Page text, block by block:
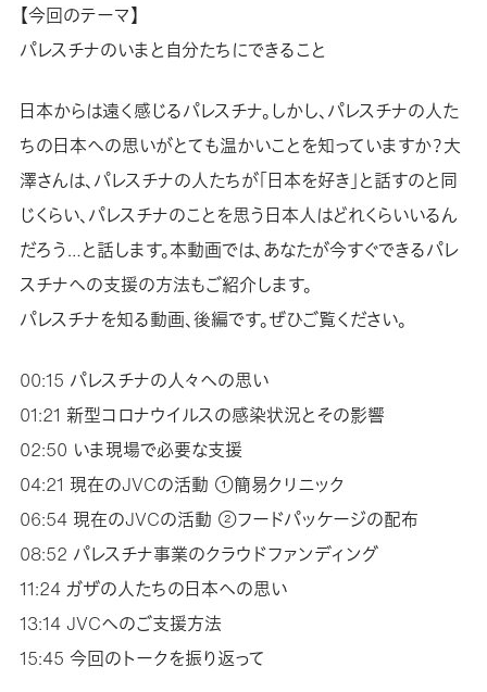
【今回のテーマ】
パレスチナのいまと自分たちにできること
日本からは遠く感じるパレスチナ。しかし、パレスチナの人た
ちの日本への思いがとても温かいことを知っていますか？大
澤さんは、パレスチナの人たちが「日本を好き」と話すのと同
じくらい、パレスチナのことを思う日本人はどれくらいいるん
だろう…と話します。本動画では、あなたが今すぐできるパレ
スチナへの支援の方法もご紹介します。
パレスチナを知る動画、後編です。ぜひご覧ください。
00:15 パレスチナの人々への思い
01:21 新型コロナウイルスの感染状況とその影響
02:50 いま現場で必要な支援
04:21 現在のJVCの活動 ①簡易クリニック
06:54 現在のJVCの活動 ②フードパッケージの配布
08:52 パレスチナ事業のクラウドファンディング
11:24 ガザの人たちの日本への思い
13:14 JVCへのご支援方法
15:45 今回のトークを振り返って